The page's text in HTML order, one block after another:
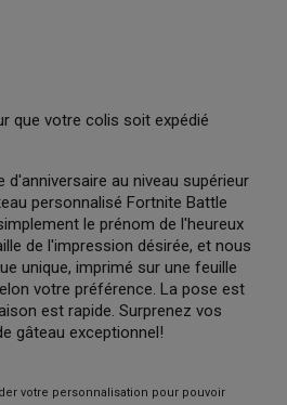
que votre colis soit expédié
au niveau supérieur
personnalisé Fortnite Battle
le prénom de l'heureux
de l'impression désirée, et nous
unique, imprimé sur une feuille
votre préférence. La pose est
est rapide. Surprenez vos
gâteau exceptionnel!
votre personnalisation pour pouvoir